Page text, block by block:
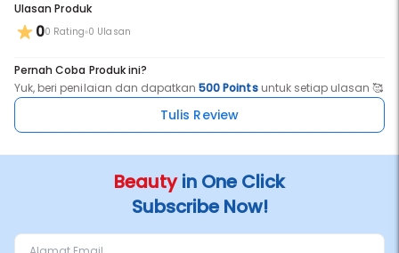
Ulasan Produk
00 Rating 0 Ulasan
Pernah Coba Produk ini?
Yuk, beri penilaian dan dapatkan500 Pointsuntuk setiap ulasan 🥰
Tulis Review
Beautyin One Click
Subscribe Now!